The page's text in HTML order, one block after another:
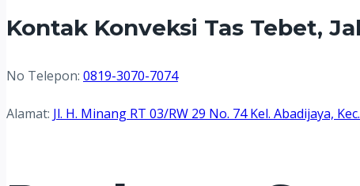
Kontak Konveksi Tas Tebet,
No Telepon: 0819-3070-7074
Alamat: Jl. H. Minang RT 03/RW 29 No. 74 Kel. Abadijaya,